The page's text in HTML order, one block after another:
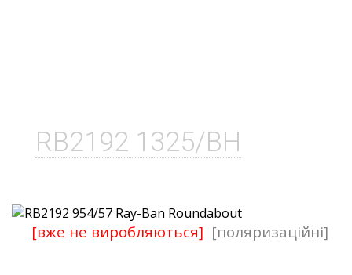
RB2192 1325/BH
[вже не виробляються] [поляризаційні]